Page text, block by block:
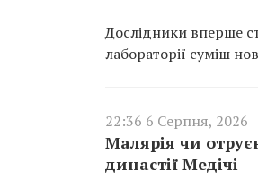
Дослідники вперше
лабораторії суміш
22:36 6 Серпня, 2026
Малярія чи
династії Медічі